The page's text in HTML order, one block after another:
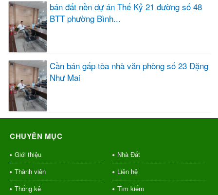
bán đất nền dự án Thế Kỷ 21 đường số 48
BTT phường Bình...
Cần bán gấp tòa nhà văn phòng số 23 Đặng
Như Mai
CHUYÊN MỤC
Giới thiệu
Nhà Đất
Thành viên
Liên hệ
Thống kê
Tìm kiếm